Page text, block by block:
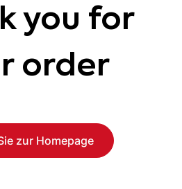
you for
order
zur Homepage